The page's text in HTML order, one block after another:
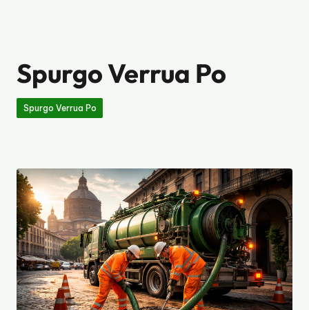
Spurgo Verrua Po
Spurgo Verrua Po